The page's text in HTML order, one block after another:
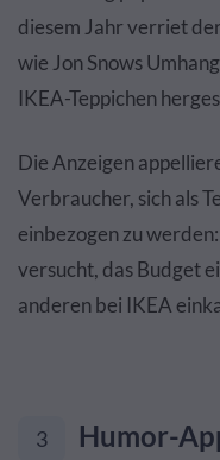
diesem Jahr verriet
wie Jon Snows
IKEA-Teppichen
Die Anzeigen
Verbraucher, sich als
einbezogen zu
versucht, das Budget
anderen bei IKEA
3 Humor-